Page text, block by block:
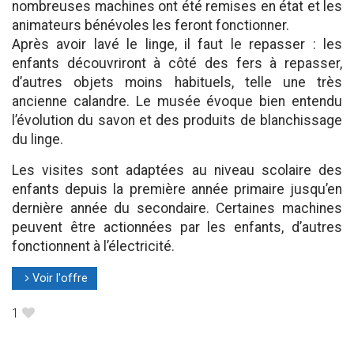
nombreuses machines ont été remises en état et les
animateurs bénévoles les feront fonctionner.
Après avoir lavé le linge, il faut le repasser : les
enfants découvriront à côté des fers à repasser,
d’autres objets moins habituels, telle une très
ancienne calandre. Le musée évoque bien entendu
l’évolution du savon et des produits de blanchissage
du linge.
Les visites sont adaptées au niveau scolaire des
enfants depuis la première année primaire jusqu’en
dernière année du secondaire. Certaines machines
peuvent être actionnées par les enfants, d’autres
fonctionnent à l’électricité.
l Voir l'offre
1 B